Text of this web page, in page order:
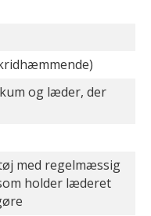
og læder, der
med regelmæssig
holder læderet